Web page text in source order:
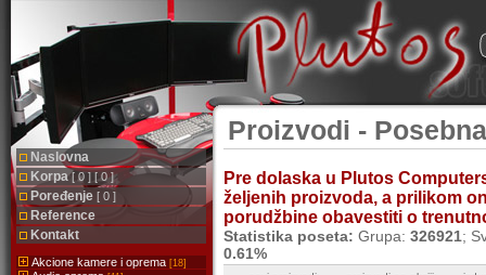
Naslovna
Korpa[ 0 ] [ 0 ]
Poređenje [ 0 ]
Reference
Kontakt
Akcione kamere i oprema [18]
Proizvodi -
Pre dolaska u Plutos
željenih proizvoda, a prilikom
porudžbine obavestiti o
Statistika poseta: Grupa: 326921;
0.61%